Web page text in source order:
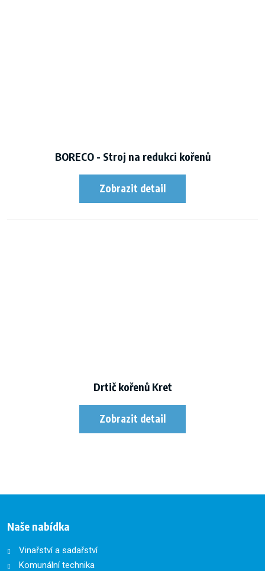
BORECO - Stroj na redukci kořenů
Drtič kořenů Kret
Naše nabídka
Vinařství a sadařství
Komunální technika